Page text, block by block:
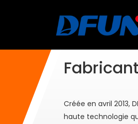
Créée en avril 2013,
haute technologie